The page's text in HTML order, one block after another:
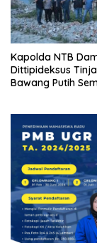
Kapolda NTB
Dittipideksus
Bawang Putih